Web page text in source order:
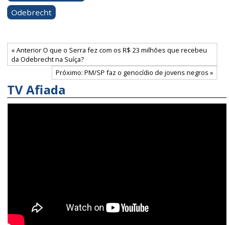
Odebrecht
« Anterior O que o Serra fez com os R$ 23 milhões que recebeu
da Odebrecht na Suíça?
Próximo: PM/SP faz o genocídio de jovens negros »
TV Afiada